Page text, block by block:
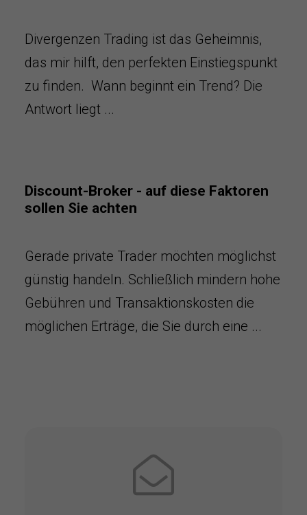
Divergenzen Trading ist das Geheimnis,
das mir hilft, den perfekten Einstiegspunkt
zu finden. Wann beginnt ein Trend? Die
Antwort liegt ...
Discount-Broker - auf diese Faktoren
sollen Sie achten
Gerade private Trader möchten möglichst
günstig handeln. Schließlich mindern hohe
Gebühren und Transaktionskosten die
möglichen Erträge, die Sie durch eine ...